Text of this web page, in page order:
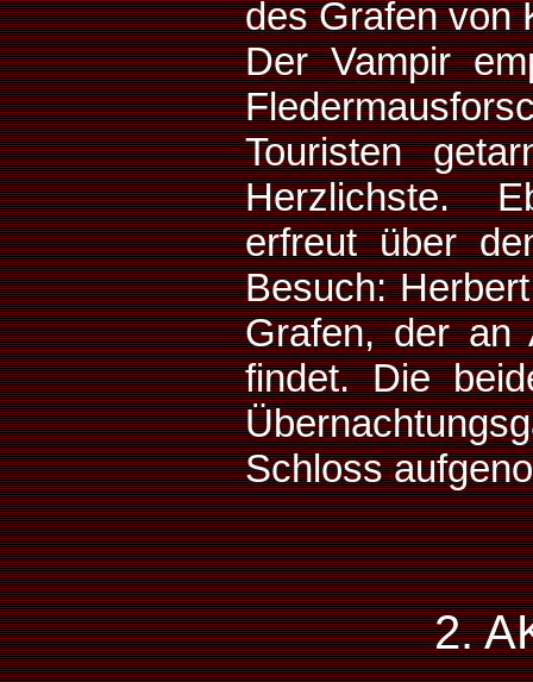
des Grafen von
Der Vampir
Touristen
Herzlichste.
erfreut über
Besuch:
Grafen, der an
findet. Die
Schloss
2.